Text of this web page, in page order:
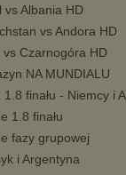
vs Albania HD
vs Andora HD
vs Czarnogóra HD
NA MUNDIALU
1.8 finału - Niemcy i
1.8 finału
fazy grupowej
i Argentyna